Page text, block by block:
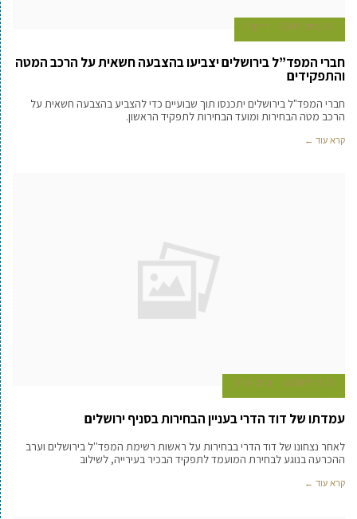
24 ביולי 2008 רז קיל
חברי המפד”ל בירושלים יצביעו בהצבעה חשאית על הרכב המטה
והתפקידים
חברי המפד"ל בירושלים יתכנסו תוך שבועיים כדי להצביע בהצבעה חשאית על
הרכב מטה הבחירות ומועד הבחירות לתפקיד הראשון.
קרא עוד ←
13 ביולי 2008 כתב אורח
עמדתו של דוד הדרי בעניין הבחירות בסניף ירושלים
לאחר נצחונו של דוד הדרי בבחירות על ראשות רשימת המפד''ל בירושלים וערב
ההכרעה בנוגע לבחירת המועמד לתפקיד הבכיר בעירייה, לשילוב
קרא עוד ←